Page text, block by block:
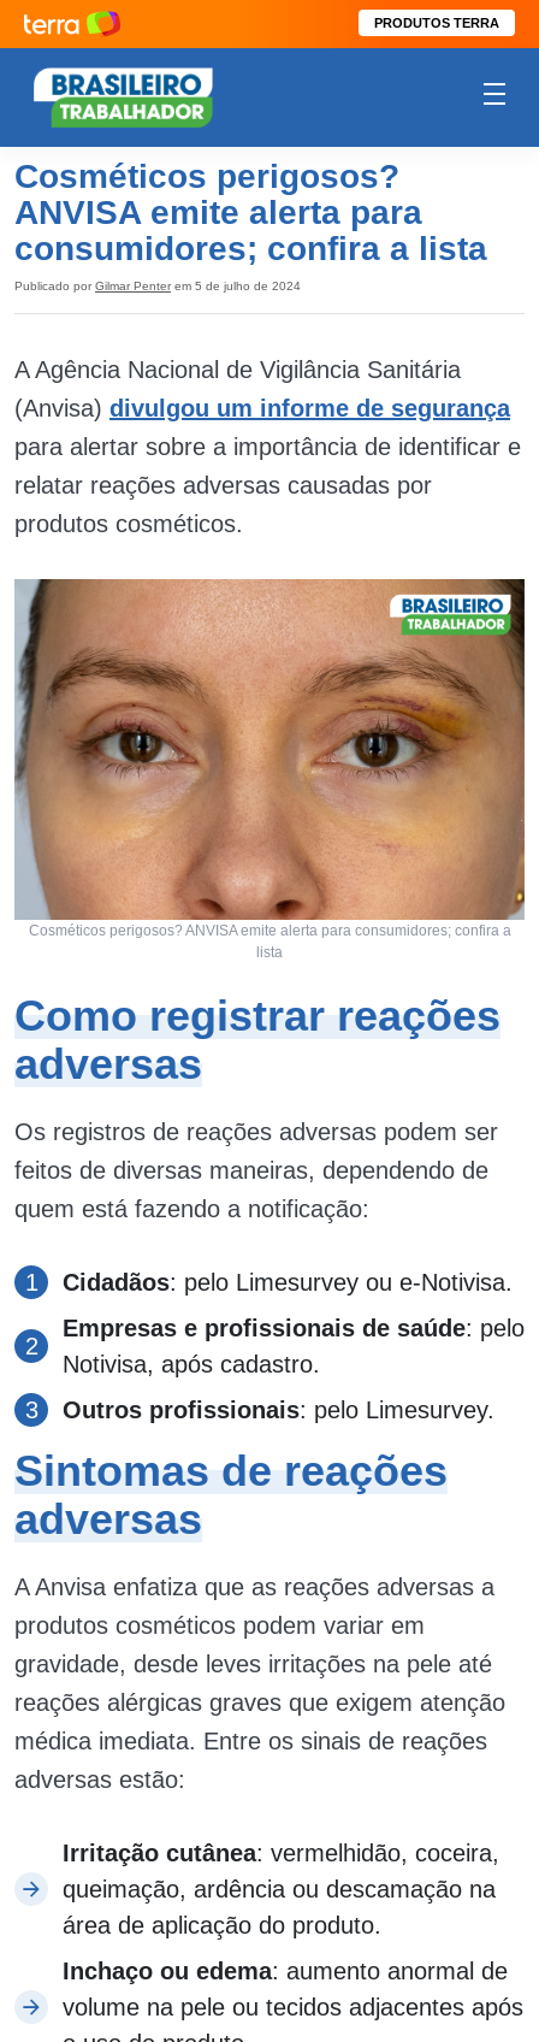
PRODUTOS TERRA
Cosméticos perigosos?
ANVISA emite alerta para
consumidores; confira a lista
Publicado por Gilmar Penter em 5 de julho de 2024
A Agência Nacional de Vigilância Sanitária
(Anvisa) divulgou um informe de segurança
para alertar sobre a importância de identificar e
relatar reações adversas causadas por
produtos cosméticos.
Cosméticos perigosos? ANVISA emite alerta para consumidores; confira a
lista
Como registrar reações
adversas
Os registros de reações adversas podem ser
feitos de diversas maneiras, dependendo de
quem está fazendo a notificação:
Cidadãos: pelo Limesurvey ou e-Notivisa.
Empresas e profissionais de saúde: pelo
Notivisa, após cadastro.
Outros profissionais: pelo Limesurvey.
Sintomas de reações
adversas
A Anvisa enfatiza que as reações adversas a
produtos cosméticos podem variar em
gravidade, desde leves irritações na pele até
reações alérgicas graves que exigem atenção
médica imediata. Entre os sinais de reações
adversas estão:
Irritação cutânea: vermelhidão, coceira,
queimação, ardência ou descamação na
área de aplicação do produto.
Inchaço ou edema: aumento anormal de
volume na pele ou tecidos adjacentes após